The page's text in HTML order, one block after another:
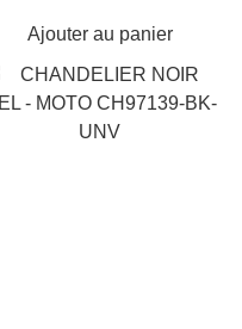
Ajouter au panier